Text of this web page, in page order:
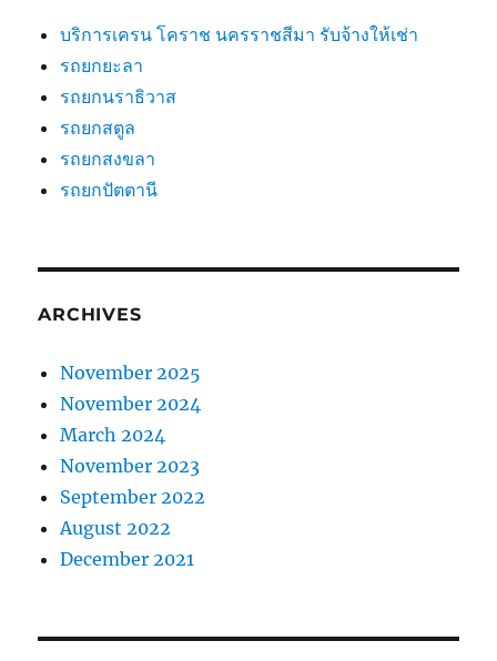
บริการเครน โคราช นครราชสีมา รับจ้างให้เช่า
รถยกยะลา
รถยกนราธิวาส
รถยกสตูล
รถยกสงขลา
รถยกปัตตานี
ARCHIVES
November 2025
November 2024
March 2024
November 2023
September 2022
August 2022
December 2021